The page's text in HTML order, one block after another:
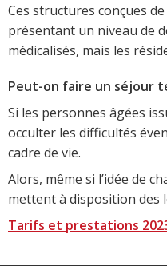
Ces structures conçues
présentant un niveau de
médicalisés, mais les
Peut-on faire un séjour
Si les personnes âgées
occulter les difficultés
cadre de vie.
Alors, même si l’idée de
mettent à disposition des
Tarifs et prestations